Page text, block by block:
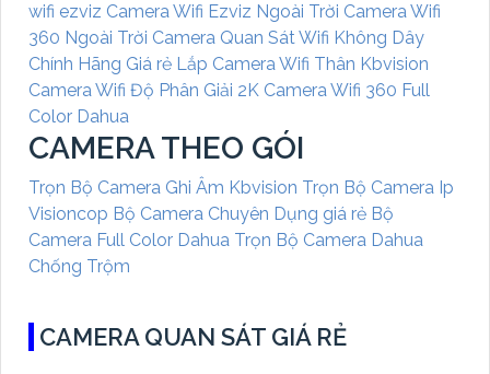
wifi ezviz Camera Wifi Ezviz Ngoài Trời Camera Wifi
360 Ngoài Trời Camera Quan Sát Wifi Không Dây
Chính Hãng Giá rẻ Lắp Camera Wifi Thân Kbvision
Camera Wifi Độ Phân Giải 2K Camera Wifi 360 Full
Color Dahua
CAMERA THEO GÓI
Trọn Bộ Camera Ghi Âm Kbvision Trọn Bộ Camera Ip
Visioncop Bộ Camera Chuyên Dụng giá rẻ Bộ
Camera Full Color Dahua Trọn Bộ Camera Dahua
Chống Trộm
CAMERA QUAN SÁT GIÁ RẺ